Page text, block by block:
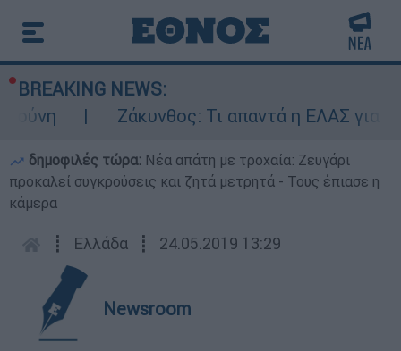
BREAKING NEWS:
Ζάκυνθος: Τι απαντά η ΕΛΑΣ για
δημοφιλές τώρα: Νέα απάτη με τροχαία: Ζευγάρι
προκαλεί συγκρούσεις και ζητά μετρητά - Τους έπιασε η
κάμερα
┋ Ελλάδα ┋ 24.05.2019 13:29
Newsroom